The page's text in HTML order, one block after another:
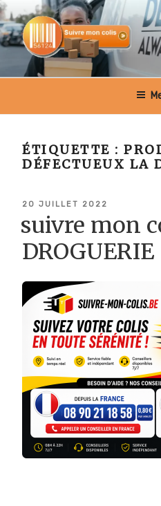
Aller
au
contenu
principal
SUIVRE MON
ÉTIQUETTE :
DÉFECTUEUX LA
PUBLIÉ
20 JUILLET 2022
suivre mon
DROGUERIE